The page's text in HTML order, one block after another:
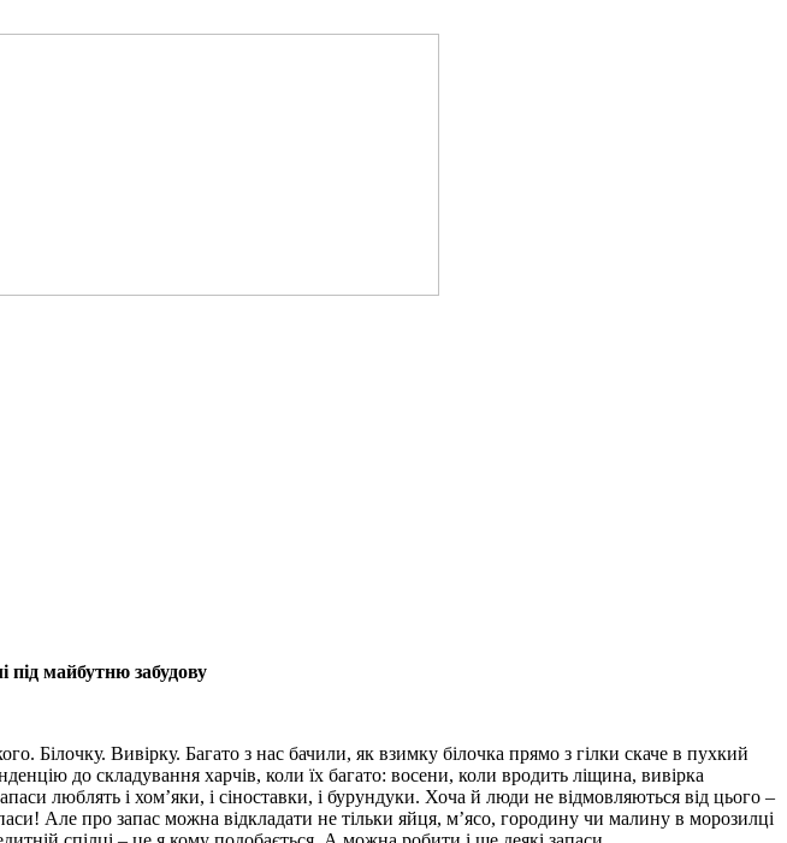
під майбутню забудову
Білочку. Вивірку. Багато з нас бачили, як взимку білочка прямо з гілки скаче в пухкий
до складування харчів, коли їх багато: восени, коли вродить ліщина, вивірка
люблять і хом’яки, і сіноставки, і бурундуки. Хоча й люди не відмовляються від цього –
Але про запас можна відкладати не тільки яйця, м’ясо, городину чи малину в морозилці